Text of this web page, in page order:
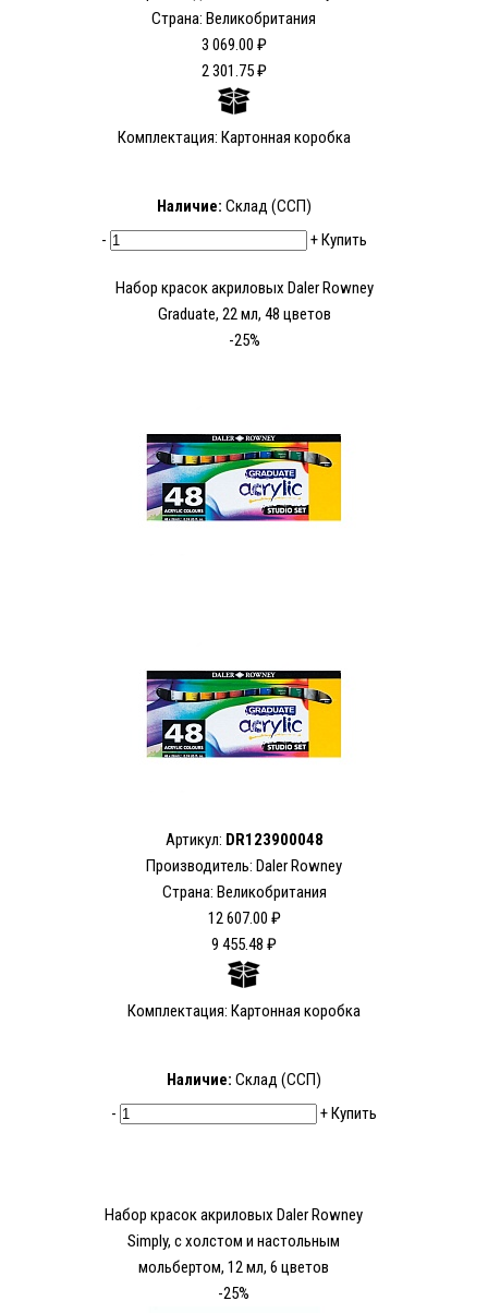
Страна: Великобритания
3 069.00 ₽
2 301.75 ₽
Комплектация: Картонная коробка
Наличие: Склад (ССП)
-
+Купить
Набор красок акриловых Daler Rowney
Graduate, 22 мл, 48 цветов
-25%
Артикул: DR123900048
Производитель: Daler Rowney
Страна: Великобритания
12 607.00 ₽
9 455.48 ₽
Комплектация: Картонная коробка
Наличие: Склад (ССП)
-
+Купить
Набор красок акриловых Daler Rowney
Simply, с холстом и настольным
мольбертом, 12 мл, 6 цветов
-25%